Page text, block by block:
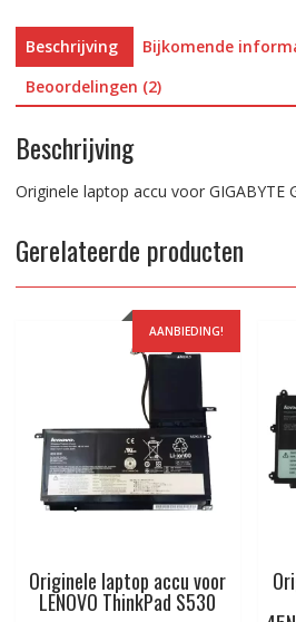
Beschrijving
Bijkomende
Beoordelingen (2)
Beschrijving
Originele laptop accu voor GIGABYTE
Gerelateerde producten
AANBIEDING!
Originele laptop accu voor
LENOVO ThinkPad S530